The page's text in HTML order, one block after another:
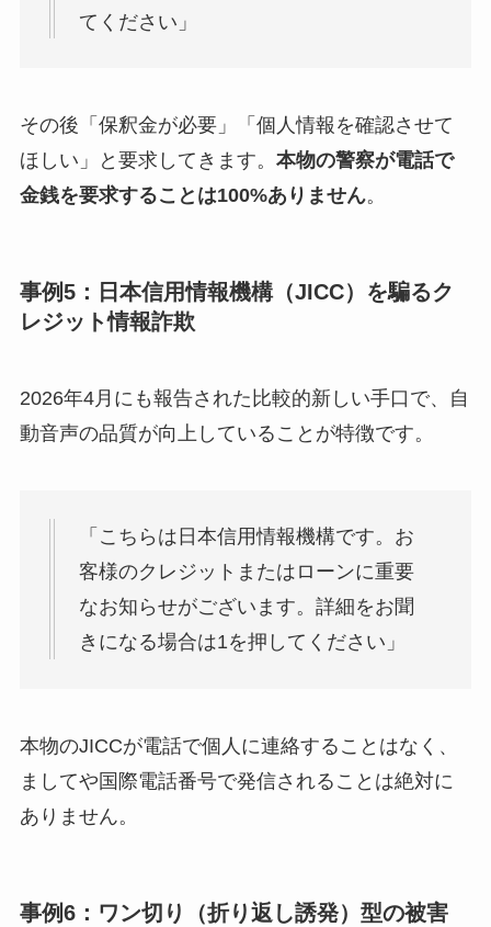
てください」
その後「保釈金が必要」「個人情報を確認させて
ほしい」と要求してきます。 本物の警察が電話で
金銭を要求することは100%ありません。
事例5：日本信用情報機構（JICC）を騙るク
レジット情報詐欺
2026年4月にも報告された比較的新しい手口で、自
動音声の品質が向上していることが特徴です。
「こちらは日本信用情報機構です。お
客様のクレジットまたはローンに重要
なお知らせがございます。詳細をお聞
きになる場合は1を押してください」
本物のJICCが電話で個人に連絡することはなく、
ましてや国際電話番号で発信されることは絶対に
ありません。
事例6：ワン切り（折り返し誘発）型の被害